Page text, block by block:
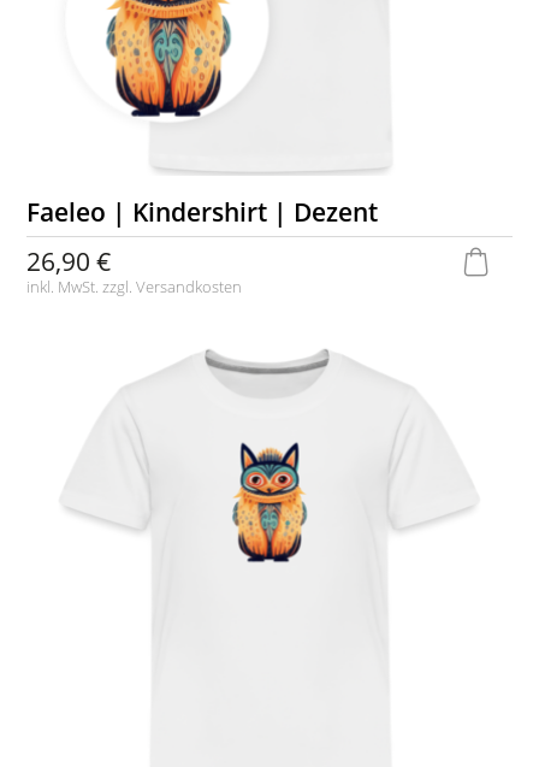
Faeleo | Kindershirt | Dezent
26,90 €
inkl. MwSt. zzgl.Versandkosten